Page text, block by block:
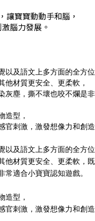
，讓寶寶動動手和腦，
腦力發展。
以及語文上多方面的全方位
他材質更安全、更柔軟，
灰塵，撕不壞也咬不爛是
造型，
官刺激，激發想像力和創造
以及語文上多方面的全方位
他材質更安全、更柔軟，
常適合小寶寶認知遊戲。
造型，
官刺激，激發想像力和創造